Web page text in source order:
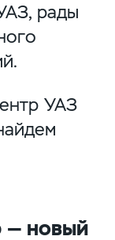
рады
УАЗ
— новый